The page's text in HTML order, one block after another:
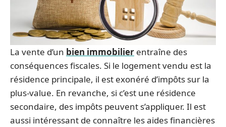
La vente d’un bien immobilier entraîne des
conséquences fiscales. Si le logement vendu est la
résidence principale, il est exonéré d’impôts sur la
plus-value. En revanche, si c’est une résidence
secondaire, des impôts peuvent s’appliquer. Il est
aussi intéressant de connaître les aides financières